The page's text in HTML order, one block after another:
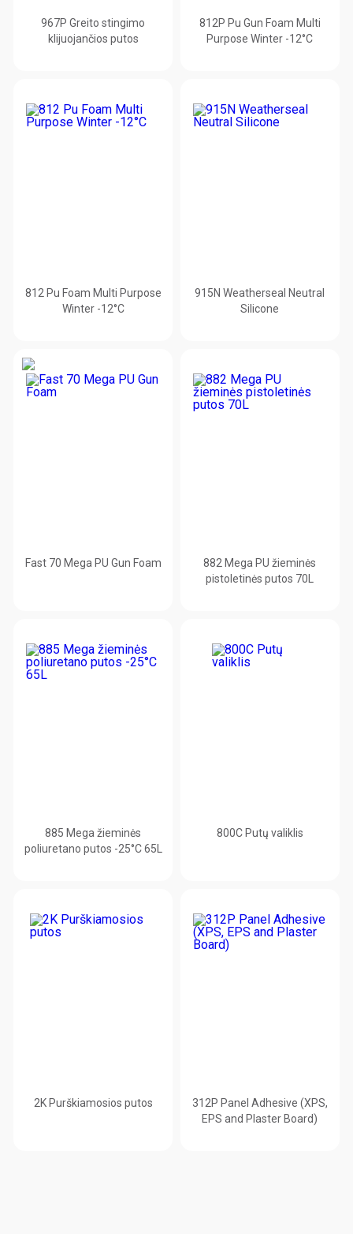
967P Greito stingimo
klijuojančios putos
812P Pu Gun Foam Multi
Purpose Winter -12°C
812 Pu Foam Multi Purpose
Winter -12°C
915N Weatherseal Neutral
Silicone
Fast 70 Mega PU Gun Foam
882 Mega PU žieminės
pistoletinės putos 70L
885 Mega žieminės
poliuretano putos -25°C 65L
800C Putų valiklis
2K Purškiamosios putos
312P Panel Adhesive (XPS,
EPS and Plaster Board)